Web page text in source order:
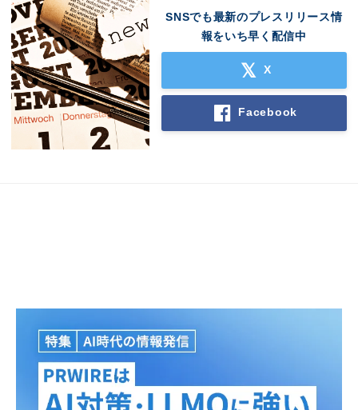
SNSでも最新のプレスリリース情
報をいち早く配信中
X
Facebook